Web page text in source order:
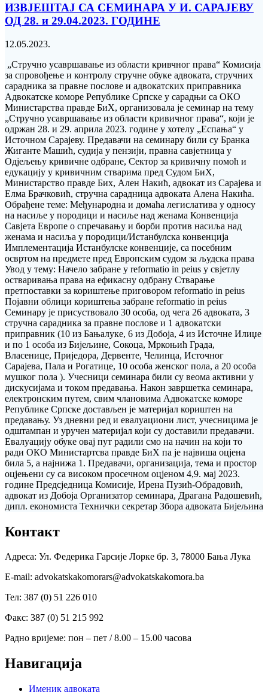
ИЗВЈЕШТАЈ СА СЕМИНАРА У И. САРАЈЕВУ
ОД 28. и 29.04.2023. ГОДИНЕ
12.05.2023.
„Стручно усавршавање из области кривчног права“ Комисија
за спровођење и контролу стручне обуке aдвоката, стручних
сарадника за правне послове и aдвокатских приправника
Адвокатске коморе Републике Српске у сарадњи са ОКО
Министарства правде БиХ, организовала је семинар на тему
„Стручно усавршавање из области кривичног права“, који је
одржан 28. и 29. априла 2023. године у хотелу „Еспања“ у
Источном Сарајеву. Предавачи на семинару били су Бранка
Жиганте Машић, судија у пензији, правна савјетница у
Одјељењу кривичне одбране, Сектор за кривичну помоћ и
едукацију у кривичним стварима пред Судом БиХ,
Министарство правде Бих, Ален Накић, адвокат из Сарајева и
Елма Брачковић, стручна сарадница адвоката Алена Накића.
Обрађене теме: Међународна и домаћа легислатива у односу
на насиље у породици и насиље над женама Конвенција
Савјета Европе о спречавању и борби против насиља над
женама и насиља у породици/Истанбулска конвенција
Имплементација Истанбулске конвенције, са посебним
освртом на предмете пред Европским судом за људска права
Увод у тему: Начело забране у reformatio in peius у свјетлу
остваривања права на ефикасну одбрану Стварање
претпоставки за кориштење приговором reformatio in peius
Појавни облици кориштења забране reformatio in peius
Семинару је присуствовало 30 особа, од чега 26 адвоката, 3
стручна сарадника за правне послове и 1 адвокатски
приправник (10 из Бањалуке, 6 из Добоја, 4 из Источне Илиџе
и по 1 особа из Бијељине, Сокоца, Мркоњић Града,
Власенице, Приједора, Дервенте, Челинца, Источног
Сарајева, Пала и Рогатице, 10 особа женског пола, а 20 особа
мушког пола ). Учесници семинара били су веома активни у
дискусијама и током предавања. Након завршетка семинара,
електронским путем, свим члановима Адвокатске коморе
Републике Српске достављен је материјал кориштен на
предавању. Уз дневни ред и евалуациони лист, учесницима је
одштампан и уручен материјал који су доставили предавачи.
Евалуацију обуке овај пут радили смо на начин на који то
ради ОКО Министартсва правде БиХ па је највиша оцјена
била 5, а најнижа 1. Предавачи, организација, тема и простор
оцјењени су са високом просечном оцјеном 4,9. мај 2023.
године Предсједница Комисије, Ирена Пузић-Обрадовић,
адвокат из Добоја Организатор семинара, Драгана Радошевић,
дипл. економиста Технички секретар Збора адвоката Бијељина
Контакт
Адреса: Ул. Федерика Гарсије Лорке бр. 3, 78000 Бања Лука
Е-mail: advokatskakomorars@advokatskakomora.ba
Тел: 387 (0) 51 226 010
Факс: 387 (0) 51 215 992
Радно вријеме: пон – пет / 8.00 – 15.00 часова
Навигација
Именик адвоката